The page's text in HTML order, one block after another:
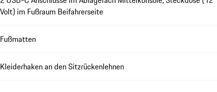
Volt) im Fußraum Beifahrerseite
Fußmatten
Kleiderhaken an den Sitzrückenlehnen